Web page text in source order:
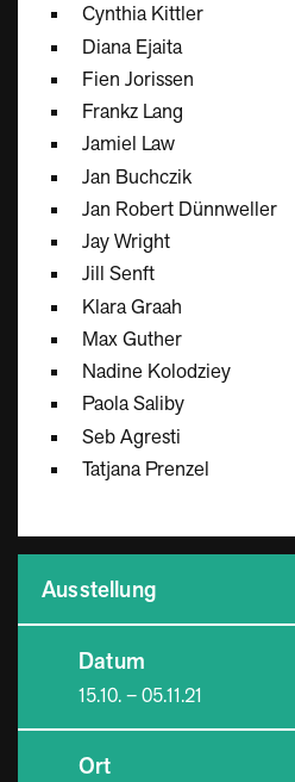
Cynthia Kittler
Diana Ejaita
Fien Jorissen
Frankz Lang
Jamiel Law
Jan Buchczik
Jan Robert Dünnweller
Jay Wright
Jill Senft
Klara Graah
Max Guther
Nadine Kolodziey
Paola Saliby
Seb Agresti
Tatjana Prenzel
Ausstellung
Datum
15.10. – 05.11.21
Ort